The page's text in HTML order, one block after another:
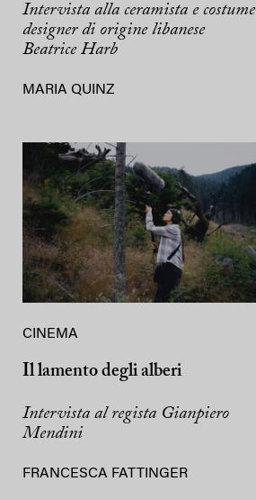
Intervista alla ceramista e costume
designer di origine libanese
Beatrice Harb
MARIA QUINZ
CINEMA
Il lamento degli alberi
Intervista al regista Gianpiero
Mendini
FRANCESCA FATTINGER